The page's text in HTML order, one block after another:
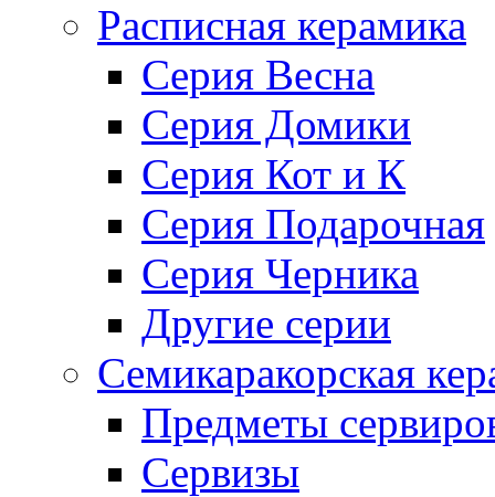
Расписная керамика
Серия Весна
Серия Домики
Серия Кот и К
Серия Подарочная
Серия Черника
Другие серии
Семикаракорская
Предметы
Сервизы